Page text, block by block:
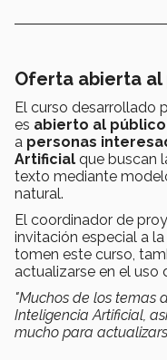
Oferta abierta
El curso desarrollado
es abierto al
a personas
Artificial que buscan
texto mediante
natural.
El coordinador de
invitación especial a
tomen este curso,
actualizarse en el uso
"Muchos de los temas
Inteligencia Artificial,
mucho para